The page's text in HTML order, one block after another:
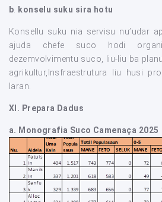
b konselu suku sira hotu
Konsellu suku nia servisu nu’udar
ajuda chefe suco hodi
dezemvolvimentu suco, liu-liu ba
agrikultur,Insfraestrutura liu husi
laran.
XI. Prepara Dadus
a. Monografia Suco Camenaça 2025